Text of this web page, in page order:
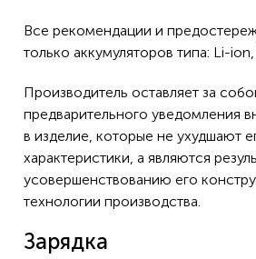
Все рекомендации и
только аккумуляторов типа: Li-
Производитель оставляет за
предварительного уведомления
в изделие, которые не ухудшают
характеристики, а являются
усовершенствованию его
технологии производства.
Зарядка